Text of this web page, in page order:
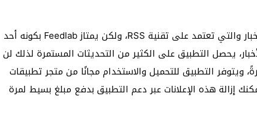
يمتلك ويندوز 11 مجموعة كبيرة من تطبيقات جمع الأخبار والتي تعتمد على تقنية RSS، ولكن يمتاز Feedlab بكونه أحد
يحصل التطبيق على الكثير من التحديثات المستمرة لذلك لن
ويتوفر التطبيق للتحميل والاستخدام مجانًا من متجر تطبيقات
إزالة هذه الإعلانات عبر دعم التطبيق بدفع مبلغ بسيط لمرة